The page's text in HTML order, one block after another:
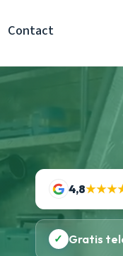
Contact
4,8
✓ Gratis